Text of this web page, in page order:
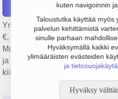
kuten navigoinnin
Taloustutka käyttää myös
palvelun kehittämistä
sinulle parhaan
Hyväksymällä kaikki
ylimääräisten evästeiden
ja
Hyväksy
Yrityksen Kiinteistö Oy
€, tulos 2 000 € ja
Muu kiinteistöjen vuokraus ja
ja sijainti Helsinki. Yrityksen
kiinteistöosakeyhtiö (KKOY).